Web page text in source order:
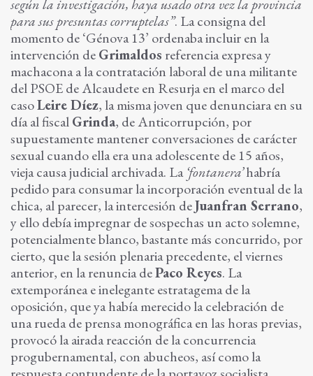
según la investigación, haya usado otra vez la provincia
para sus presuntas corruptelas”. La consigna del
momento de ‘Génova 13’ ordenaba incluir en la
intervención deGrimaldos referencia expresa y
machacona a la contratación laboral de una militante
del PSOE de Alcaudete en Resurja en el marco del
casoLeire Díez, la misma joven que denunciara en su
día al fiscalGrinda, de Anticorrupción, por
supuestamente mantener conversaciones de carácter
sexual cuando ella era una adolescente de 15 años,
vieja causa judicial archivada. La‘fontanera’habría
pedido para consumar la incorporación eventual de la
chica, al parecer, la intercesión deJuanfran Serrano,
y ello debía impregnar de sospechas un acto solemne,
potencialmente blanco, bastante más concurrido, por
cierto, que la sesión plenaria precedente, el viernes
anterior, en la renuncia dePaco Reyes. La
extemporánea e inelegante estratagema de la
oposición, que ya había merecido la celebración de
una rueda de prensa monográfica en las horas previas,
provocó la airada reacción de la concurrencia
progubernamental, con abucheos, así como la